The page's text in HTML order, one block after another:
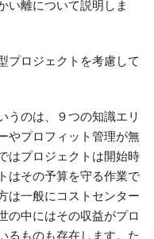
い離について説明しま
プロジェクトを考慮して
のは、９つの知識エリ
やプロフィット管理が無
はプロジェクトは開始時
はその予算を守る作業で
は一般にコストセンター
の中にはその収益がプロ
るものも存在します。た